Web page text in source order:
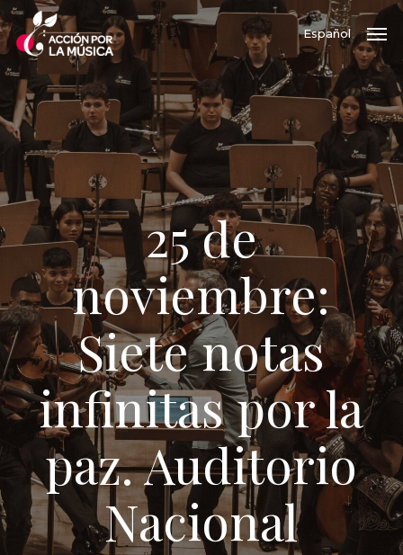
Skip
to
main
content
Español
25 de
noviembre:
Siete notas
infinitas por la
paz. Auditorio
Nacional